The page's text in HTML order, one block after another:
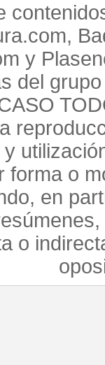
y
del
forma o
en
o